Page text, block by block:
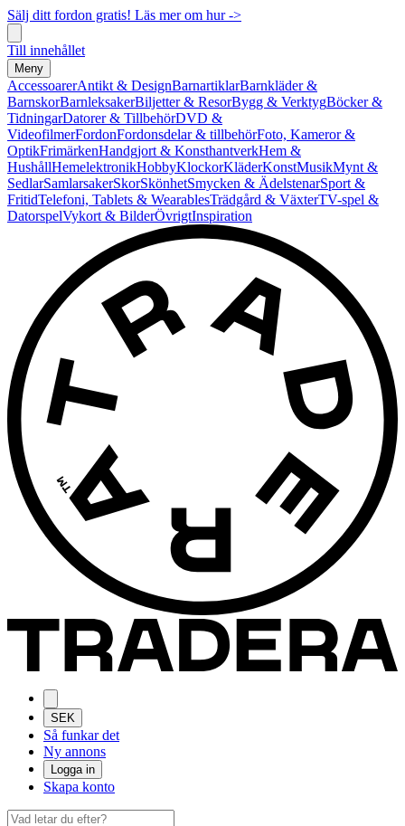
Sälj ditt fordon gratis! Läs mer om hur ->
Till innehållet
Meny
AccessoarerAntikt & DesignBarnartiklarBarnkläder &
BarnskorBarnleksakerBiljetter & ResorBygg & VerktygBöcker &
TidningarDatorer & TillbehörDVD &
VideofilmerFordonFordonsdelar & tillbehörFoto, Kameror &
OptikFrimärkenHandgjort & KonsthantverkHem &
HushållHemelektronikHobbyKlockorKläderKonstMusikMynt &
SedlarSamlarsakerSkorSkönhetSmycken & ÄdelstenarSport &
FritidTelefoni, Tablets & WearablesTrädgård & VäxterTV-spel &
DatorspelVykort & BilderÖvrigtInspiration
SEK
Så funkar det
Ny annons
Logga in
Skapa konto